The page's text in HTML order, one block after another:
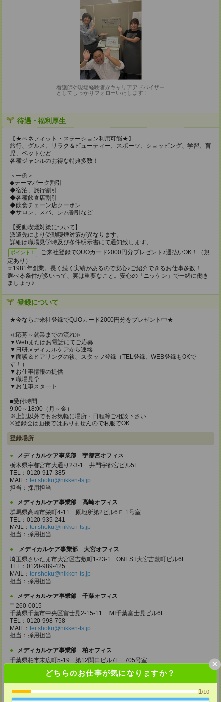
どちらのお仕事が気になりますか？
1/10
×
看護師や現場経験者がキャリアアドバイザー
としてしっかりフォローいたします！
待遇・福利厚生
【★ベネフィット・ステーション利用可能★】
旅行、グルメ、リラク＆ビューティー、スポーツ、ショッピング、学習、育
児、ペットなど
各種ジャンルのお得な特典多数！
＜一例＞
◆テーマパーク割引
◆宿泊、旅行割引
◆各種飲食店割引
◆飲食チェーン店クーポン
◆サロン、スパ、ジム割引など
【受動喫煙対策について】
派遣先により受動喫煙対策が異なります。
詳細は職場見学時及び条件明示書にて通知致します。
ポイント！
ご来社登録でQUOカード2000円分プレゼント♪週払いOK！（規
定あり）
☆1981年創業。長く続く実績があるので安心♪ご紹介できるお仕事多数！
選べる条件が多いって、実は重要なこと。安心の「ニッケン」で一緒に働き
ましょう♪
登録について
★今ならご来社登録でQUOカード2000円分をプレゼント中★
≪応募～就業までの流れ≫
▼Webまたはお電話にてご応募
▼日研メディカルケアから連絡
▼面談＆ヒアリングの後、スタッフ登録（TEL登録、WEB登録もOKで
す！）
▼お仕事情報の提供
▼職場見学
▼お仕事スタート
■受付時間
9:00～18:00（月～金）
※上記以外でもお気軽に場所・日程等ご相談下さい
※登録会は面接ではありませんので私服でOK
登録場所
メディカルケア事業部 宇都宮オフィス
栃木県宇都宮市大通り2-3-1 井門宇都宮ビル5F
TEL：0120-917-385
MAIL： tenshoku@nikken-ts.jp
担当：採用担当
メディカルケア事業部 高崎オフィス
群馬県高崎市栄町4-11 原地所第2ビル6Ｆ 1号室
TEL：0120-935-241
MAIL： tenshoku@nikken-ts.jp
担当：採用担当
メディカルケア事業部 大宮オフィス
埼玉県さいたま市大宮区吉敷町1-23-1 ONEST大宮吉敷町ビル6F
TEL：0120-989-425
MAIL： tenshoku@nikken-ts.jp
担当：採用担当
メディカルケア事業部 千葉オフィス
〒260-0015
千葉県千葉市中央区富士見2-15-11 IMI千葉富士見ビル6F
TEL：0120-998-758
MAIL： tenshoku@nikken-ts.jp
担当：採用担当
メディカルケア事業部 柏オフィス
千葉県柏市末広町5-19 第12関口ビル7F 705号室
tenshoku@nikken-ts.jp
担当：採用担当
メディカルケア事業部 新宿オフィス